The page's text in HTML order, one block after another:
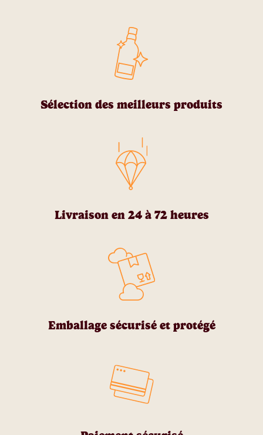
Sélection des meilleurs produits
Livraison en 24 à 72 heures
Emballage sécurisé et protégé